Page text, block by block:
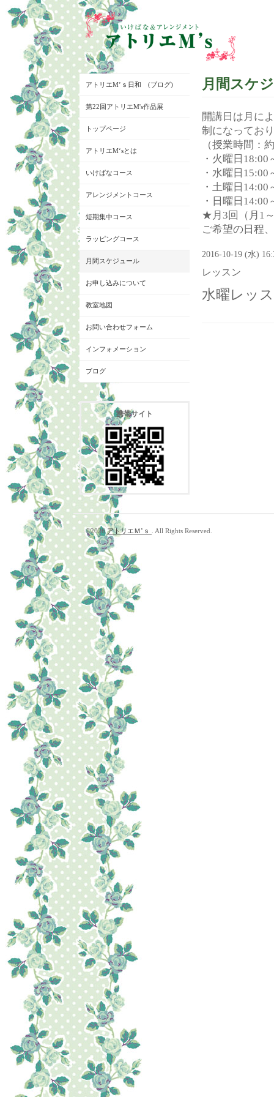
月間スケ
開講日は月に
制になってお
（授業時間：
・火曜日18:00
・水曜日15:00
・土曜日14:00
・日曜日14:00
★月3回（月1
ご希望の日程
2016-10-19 (水)
レッスン
水曜レッ
アトリエM’ｓ日和 (ブログ)
第22回アトリエM's作品展
トップページ
アトリエM‘sとは
いけばなコース
アレンジメントコース
短期集中コース
ラッピングコース
月間スケジュール
お申し込みについて
教室地図
お問い合わせフォーム
インフォメーション
ブログ
携帯サイト
©2026アトリエＭ’ｓ . All Rights Reserved.